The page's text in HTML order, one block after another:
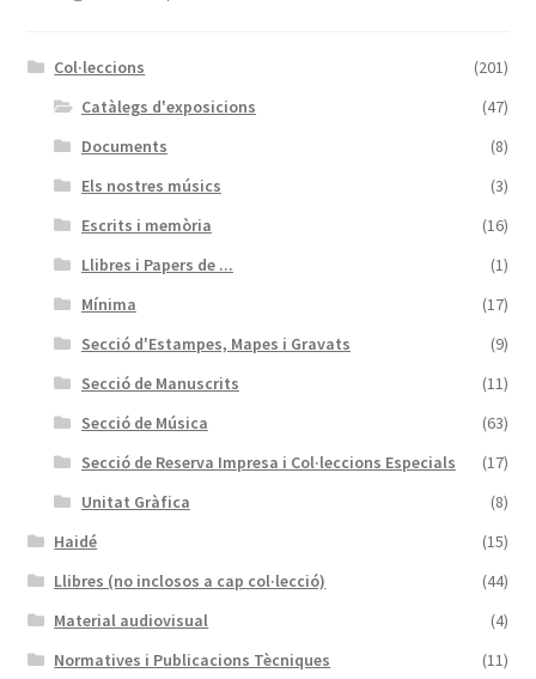
Col·leccions
(201)
Catàlegs d'exposicions
(47)
Documents
(8)
Els nostres músics
(3)
Escrits i memòria
(16)
Llibres i Papers de ...
(1)
Mínima
(17)
Secció d'Estampes, Mapes i Gravats
(9)
Secció de Manuscrits
(11)
Secció de Música
(63)
Secció de Reserva Impresa i Col·leccions Especials
(17)
Unitat Gràfica
(8)
Haidé
(15)
Llibres (no inclosos a cap col·lecció)
(44)
Material audiovisual
(4)
Normatives i Publicacions Tècniques
(11)